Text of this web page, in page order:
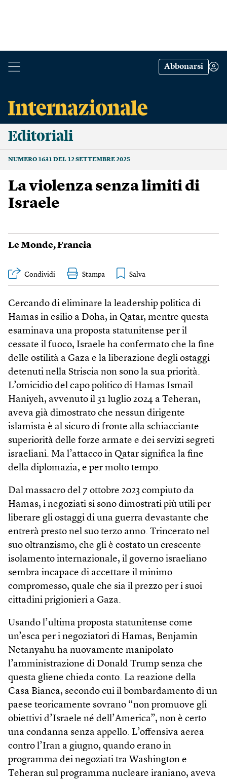
Abbonarsi
Editoriali
NUMERO 1631 DEL 12 SETTEMBRE 2025
La violenza senza limiti di
Israele
Le Monde,Francia
Condividi Stampa
Cercando di eliminare la leadership politica di
Hamas in esilio a Doha, in Qatar, mentre questa
esaminava una proposta statunitense per il
cessate il fuoco, Israele ha confermato che la fine
delle ostilità a Gaza e la liberazione degli ostaggi
detenuti nella Striscia non sono la sua priorità.
L’omicidio del capo politico di Hamas Ismail
Haniyeh, avvenuto il 31 luglio 2024 a Teheran,
aveva già dimostrato che nessun dirigente
islamista è al sicuro di fronte alla schiacciante
superiorità delle forze armate e dei servizi segreti
israeliani. Ma l’attacco in Qatar significa la fine
della diplomazia, e per molto tempo.
Dal massacro del 7 ottobre 2023 compiuto da
Hamas, i negoziati si sono dimostrati più utili per
liberare gli ostaggi di una guerra devastante che
entrerà presto nel suo terzo anno. Trincerato nel
suo oltranzismo, che gli è costato un crescente
isolamento internazionale, il governo israeliano
sembra incapace di accettare il minimo
compromesso, quale che sia il prezzo per i suoi
cittadini prigionieri a Gaza.
Usando l’ultima proposta statunitense come
un’esca per i negoziatori di Hamas, Benjamin
Netanyahu ha nuovamente manipolato
l’amministrazione di Donald Trump senza che
questa gliene chieda conto. La reazione della
Casa Bianca, secondo cui il bombardamento di un
paese teoricamente sovrano “non promuove gli
obiettivi d’Israele né dell’America”, non è certo
una condanna senza appello. L’offensiva aerea
contro l’Iran a giugno, quando erano in
programma dei negoziati tra Washington e
Teheran sul programma nucleare iraniano, aveva